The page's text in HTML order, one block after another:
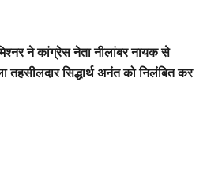
ने कांग्रेस नेता नीलांबर नायक से
तहसीलदार सिद्धार्थ अनंत को निलंबित कर